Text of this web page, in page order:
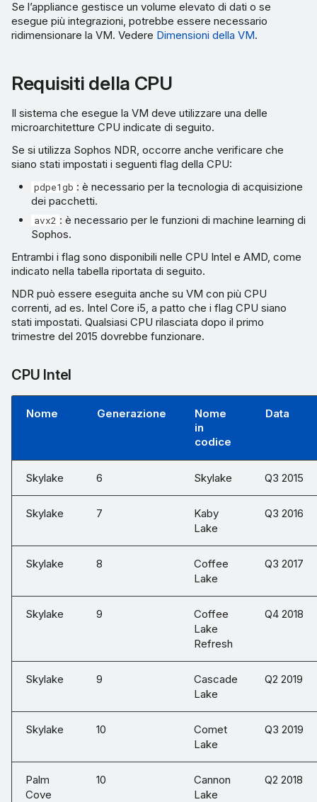
Se l’appliance gestisce un volume elevato di dati o se
esegue più integrazioni, potrebbe essere necessario
ridimensionare la VM. Vedere Dimensioni della VM.
Requisiti della CPU
Il sistema che esegue la VM deve utilizzare una delle
microarchitetture CPU indicate di seguito.
Se si utilizza Sophos NDR, occorre anche verificare che
siano stati impostati i seguenti flag della CPU:
pdpe1gb : è necessario per la tecnologia di acquisizione
dei pacchetti.
avx2 : è necessario per le funzioni di machine learning di
Sophos.
Entrambi i flag sono disponibili nelle CPU Intel e AMD, come
indicato nella tabella riportata di seguito.
NDR può essere eseguita anche su VM con più CPU
correnti, ad es. Intel Core i5, a patto che i flag CPU siano
stati impostati. Qualsiasi CPU rilasciata dopo il primo
trimestre del 2015 dovrebbe funzionare.
CPU Intel
Nome Generazione
Nome
in
codice
Data
Skylake 6 Skylake Q3 2015
Skylake 7
Kaby
Lake
Q3 2016
Skylake 8
Coffee
Lake
Q3 2017
Skylake 9
Coffee
Lake
Refresh
Q4 2018
Skylake 9
Cascade
Lake
Q2 2019
Skylake 10
Comet
Lake
Q3 2019
Palm
Cove
10
Cannon
Lake
Q2 2018